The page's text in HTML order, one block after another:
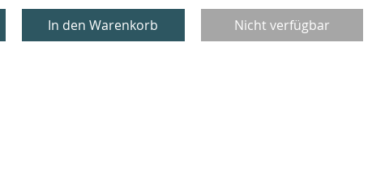
In den Warenkorb
Nicht verfügbar